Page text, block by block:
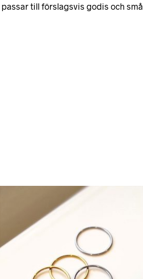
till förslagsvis godis och små